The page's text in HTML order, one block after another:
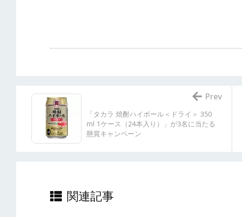
「タカラ 焼酎ハイボール＜ドライ＞ 350
ml 1ケース（24本入り）」が3名に当たる
懸賞キャンペーン
Prev
関連記事